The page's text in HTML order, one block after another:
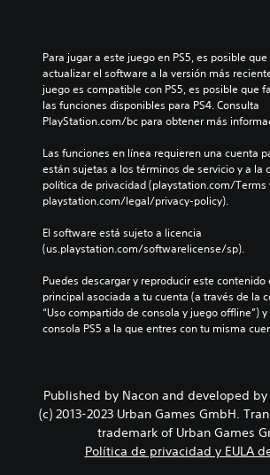
Para jugar a este juego en PS5, es posible
actualizar el software a la versión más
juego es compatible con PS5, es posible que
las funciones disponibles para PS4. Consulta
PlayStation.com/bc para obtener más
Las funciones en línea requieren una cuenta
están sujetas a los términos de servicio y a la
política de privacidad (playstation.com/Terms
playstation.com/legal/privacy-policy).
El software está sujeto a licencia
(us.playstation.com/softwarelicense/sp).
Puedes descargar y reproducir este contenido
principal asociada a tu cuenta (a través de la
“Uso compartido de consola y juego offline”)
consola PS5 a la que entres con tu misma
Published by Nacon and developed by
(c) 2013-2023 Urban Games GmbH.
trademark of Urban Games
Política de privacidad y EULA